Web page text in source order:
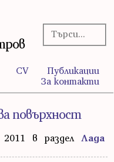
CV
Публикации
За контакти
повърхност
в раздел Лада